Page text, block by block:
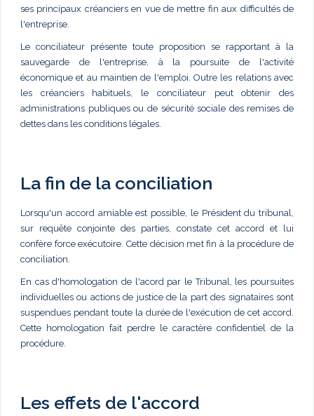
ses principaux créanciers en vue de mettre fin aux difficultés de
l'entreprise.
Le conciliateur présente toute proposition se rapportant à la
sauvegarde de l'entreprise, à la poursuite de l'activité
économique et au maintien de l'emploi. Outre les relations avec
les créanciers habituels, le conciliateur peut obtenir des
administrations publiques ou de sécurité sociale des remises de
dettes dans les conditions légales.
La fin de la conciliation
Lorsqu'un accord amiable est possible, le Président du tribunal,
sur requête conjointe des parties, constate cet accord et lui
confère force exécutoire. Cette décision met fin à la procédure de
conciliation.
En cas d'homologation de l'acord par le Tribunal, les poursuites
individuelles ou actions de justice de la part des signataires sont
suspendues pendant toute la durée de l'exécution de cet accord.
Cette homologation fait perdre le caractère confidentiel de la
procédure.
Les effets de l'accord